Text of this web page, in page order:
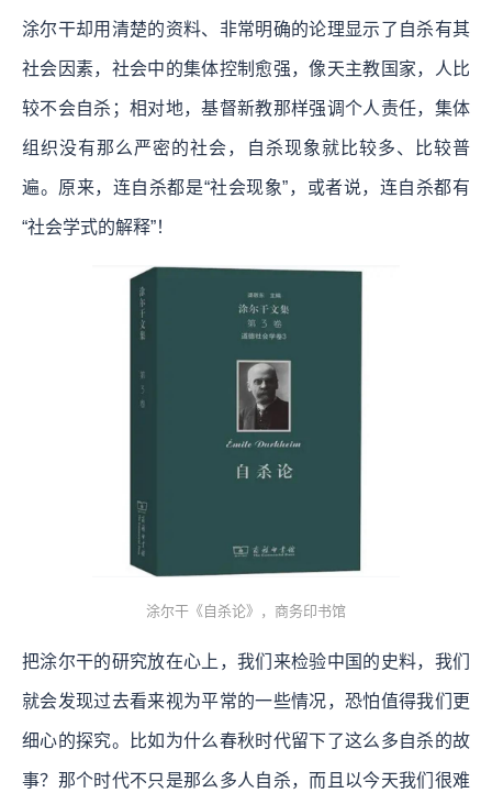
涂尔干却用清楚的资料、非常明确的论理显示了自杀有其
社会因素，社会中的集体控制愈强，像天主教国家，人比
较不会自杀；相对地，基督新教那样强调个人责任，集体
组织没有那么严密的社会，自杀现象就比较多、比较普
遍。原来，连自杀都是“社会现象”，或者说，连自杀都有
“社会学式的解释”！
涂尔干《自杀论》，商务印书馆
把涂尔干的研究放在心上，我们来检验中国的史料，我们
就会发现过去看来视为平常的一些情况，恐怕值得我们更
细心的探究。比如为什么春秋时代留下了这么多自杀的故
事？那个时代不只是那么多人自杀，而且以今天我们很难